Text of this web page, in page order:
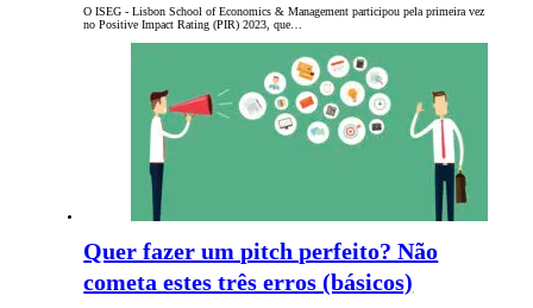
O ISEG - Lisbon School of Economics & Management participou pela primeira vez
no Positive Impact Rating (PIR) 2023, que…
Quer fazer um pitch perfeito? Não
cometa estes três erros (básicos)